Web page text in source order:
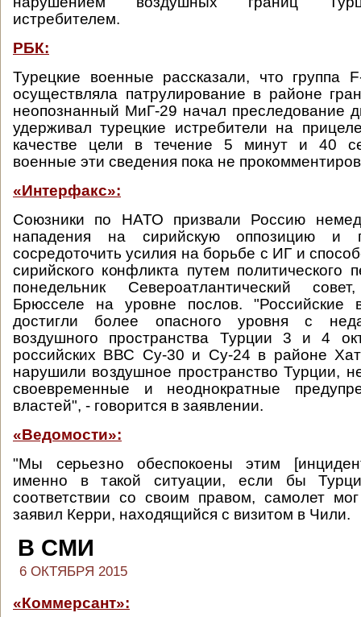
истребителем.
РБК:
Турецкие военные рассказали, что группа
осуществляла патрулирование в районе
неопознанный МиГ-29 начал преследование
удерживал турецкие истребители на
качестве цели в течение 5 минут и 40
военные эти сведения пока не
«Интерфакс»:
Союзники по НАТО призвали Россию
нападения на сирийскую оппозицию и
сосредоточить усилия на борьбе с ИГ и
сирийского конфликта путем политического
понедельник Североатлантический
Брюсселе на уровне послов. "Российские
достигли более опасного уровня с
воздушного пространства Турции 3 и 4
российских ВВС Су-30 и Су-24 в районе
нарушили воздушное пространство Турции,
своевременные и неоднократные
властей", - говорится в заявлении.
«Ведомости»:
"Мы серьезно обеспокоены этим
именно в такой ситуации, если бы
соответствии со своим правом, самолет
заявил Керри, находящийся с визитом в Чили.
В СМИ
6 ОКТЯБРЯ 2015
«Коммерсант»: